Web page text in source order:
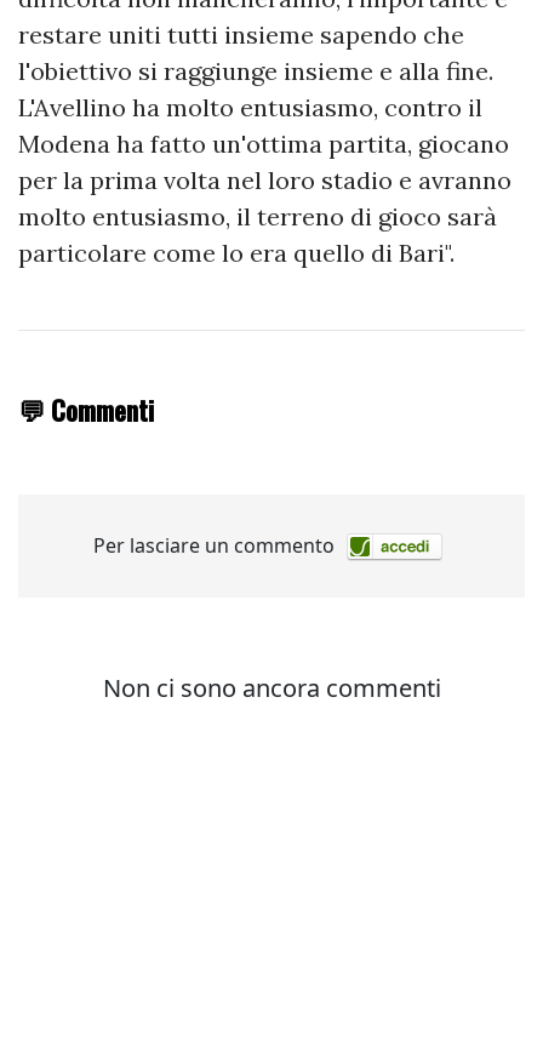
restare uniti tutti insieme sapendo che
l'obiettivo si raggiunge insieme e alla fine.
L'Avellino ha molto entusiasmo, contro il
Modena ha fatto un'ottima partita, giocano
per la prima volta nel loro stadio e avranno
molto entusiasmo, il terreno di gioco sarà
particolare come lo era quello di Bari".
💬 Commenti